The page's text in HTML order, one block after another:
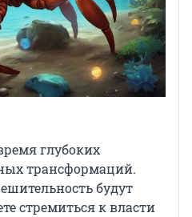
глубоких
трансформаций.
будут
стремиться к власти